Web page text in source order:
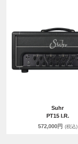
Suhr
PT15 I.R.
572,000円 (税込)